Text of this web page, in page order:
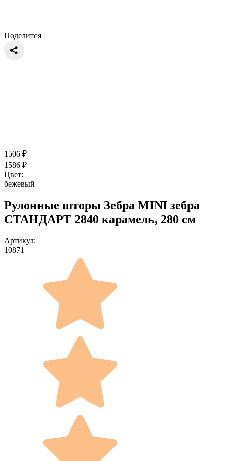
Поделится
1506 ₽
1586 ₽
Цвет:
бежевый
Рулонные шторы Зебра MINI зебра
СТАНДАРТ 2840 карамель, 280 см
Артикул:
10871